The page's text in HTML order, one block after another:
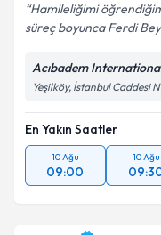
Hamileliğimi
süreç boyunca Ferdi
Acıbadem
Yeşilköy, İstanbul Caddesi
En Yakın Saatler
10 Ağu
09:00
10 Ağu